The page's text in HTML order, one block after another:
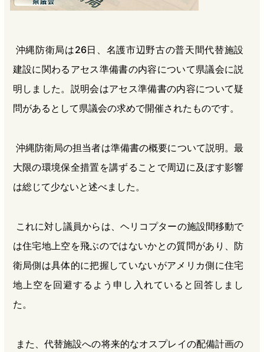
沖縄防衛局は26日、名護市辺野古の普天間代替施設
建設に関わるアセス準備書の内容について県議会に説
明しました。説明会はアセス準備書の内容について疑
問があるとして県議会の求めで開催されたものです。
沖縄防衛局の担当者は準備書の概要について説明。最
大限の環境保全措置を講ずることで周辺に及ぼす影響
は総じて少ないと述べました。
これに対し議員からは、ヘリコプターの施設間移動で
は住宅地上空を飛ぶのではないかとの質問があり、防
衛局側は具体的に把握していないがアメリカ側に住宅
地上空を回避するよう申し入れていると回答しまし
た。
また、代替施設への将来的なオスプレイの配備計画の